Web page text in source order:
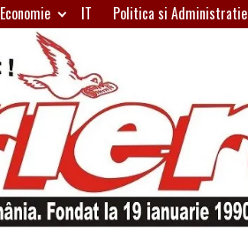
Economie IT Politica si Administratie